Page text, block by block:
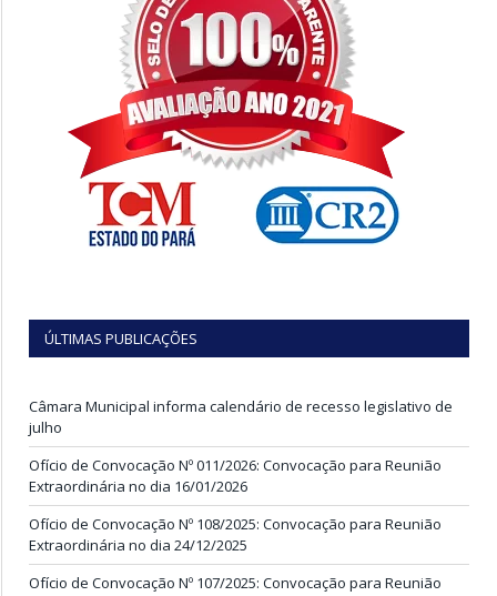
ÚLTIMAS PUBLICAÇÕES
Câmara Municipal informa calendário de recesso legislativo de
julho
Ofício de Convocação Nº 011/2026: Convocação para Reunião
Extraordinária no dia 16/01/2026
Ofício de Convocação Nº 108/2025: Convocação para Reunião
Extraordinária no dia 24/12/2025
Ofício de Convocação Nº 107/2025: Convocação para Reunião